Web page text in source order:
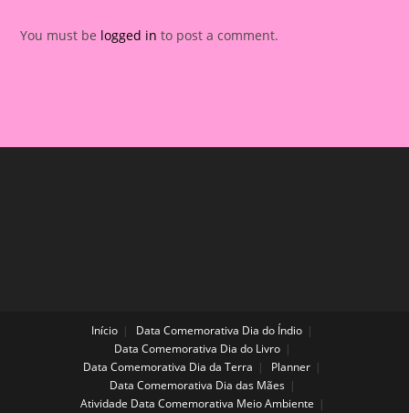
You must be logged in to post a comment.
Início
Data Comemorativa Dia do Índio
Data Comemorativa Dia do Livro
Data Comemorativa Dia da Terra
Planner
Data Comemorativa Dia das Mães
Atividade Data Comemorativa Meio Ambiente